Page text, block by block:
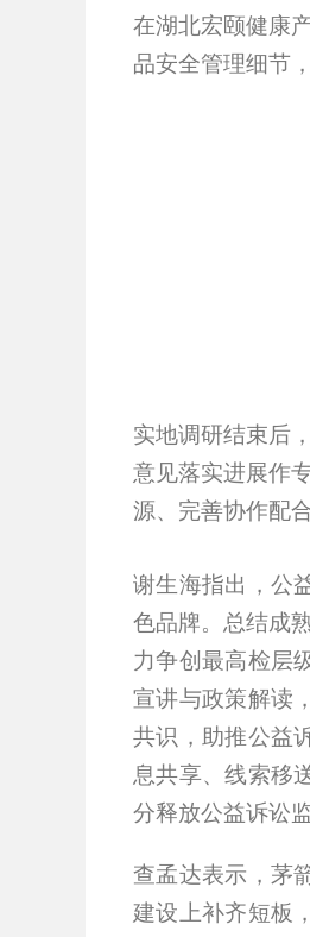
在湖北宏颐健康
品安全管理细节
实地调研结束后
意见落实进展作
源、完善协作配
谢生海指出，公
色品牌。总结成
力争创最高检层
宣讲与政策解读
共识，助推公益
息共享、线索移
分释放公益诉讼
查孟达表示，茅
建设上补齐短板